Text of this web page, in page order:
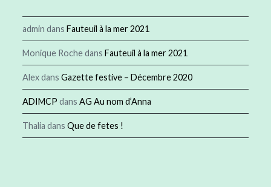
admin dansFauteuil à la mer 2021
Monique RochedansFauteuil à la mer 2021
AlexdansGazette festive – Décembre 2020
ADIMCP dansAG Au nom d’Anna
Thalia dansQue de fetes !